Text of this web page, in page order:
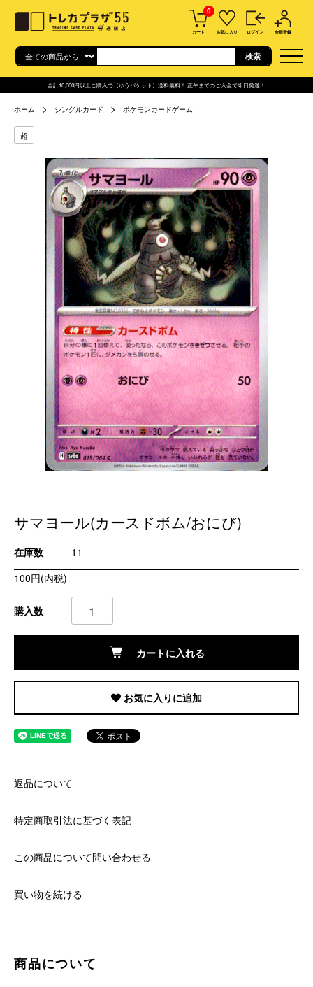
0
カート お気に入り ログイン 会員登録
合計10,000円以上ご購入で【ゆうパケット】送料無料！ 正午までのご入金で即日発送！
ホーム シングルカード ポケモンカードゲーム
超
サマヨール(カースドボム/おにび)
在庫数
11
100円(内税)
購入数
カートに入れる
お気に入りに追加
返品について
特定商取引法に基づく表記
この商品について問い合わせる
買い物を続ける
商品について